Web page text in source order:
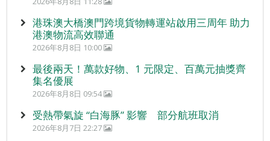
港珠澳大橋澳門跨境貨物轉運站啟用三周年 助力
港澳物流高效聯通
2026年8月8日 10:00
最後兩天！萬款好物、1 元限定、百萬元抽獎齊
集名優展
2026年8月8日 09:54
受熱帶氣旋 “白海豚” 影響 部分航班取消
2026年8月7日 22:27